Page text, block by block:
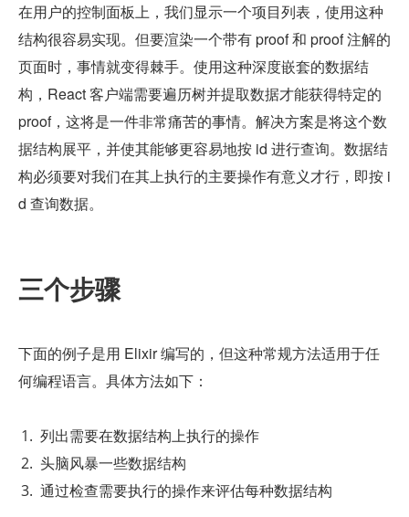
在用户的控制面板上，我们显示一个项目列表，使用这种
结构很容易实现。但要渲染一个带有 proof 和 proof 注解的
页面时，事情就变得棘手。使用这种深度嵌套的数据结
构，React 客户端需要遍历树并提取数据才能获得特定的
proof，这将是一件非常痛苦的事情。解决方案是将这个数
据结构展平，并使其能够更容易地按 id 进行查询。数据结
构必须要对我们在其上执行的主要操作有意义才行，即按 i
d 查询数据。
三个步骤
下面的例子是用 Elixir 编写的，但这种常规方法适用于任
何编程语言。具体方法如下：
列出需要在数据结构上执行的操作
头脑风暴一些数据结构
通过检查需要执行的操作来评估每种数据结构